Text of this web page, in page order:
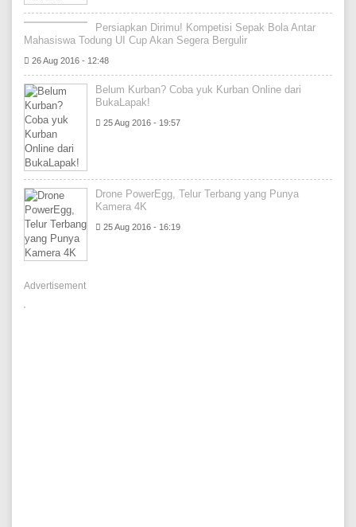
Persiapkan Dirimu! Kompetisi Sepak Bola Antar
Mahasiswa Todung UI Cup Akan Segera Bergulir
26 Aug 2016 - 12:48
Belum Kurban? Coba yuk Kurban Online dari
BukaLapak!
25 Aug 2016 - 19:57
Drone PowerEgg, Telur Terbang yang Punya
Kamera 4K
25 Aug 2016 - 16:19
Advertisement